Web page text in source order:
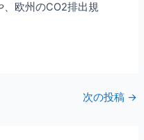
欧州のCO2排出規
次の投稿 →